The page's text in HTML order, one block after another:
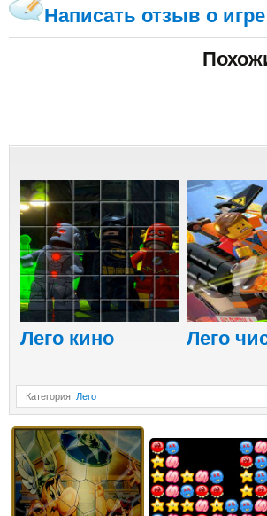
Написать отзыв о
Лего кино Лего
Категория: Лего